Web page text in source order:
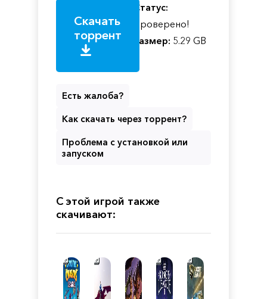
Скачать
торрент
Статус:
Проверено!
Размер: 5.29 GB
Есть жалоба?
Как скачать через торрент?
Проблема с установкой или
запуском
С этой игрой также
скачивают: